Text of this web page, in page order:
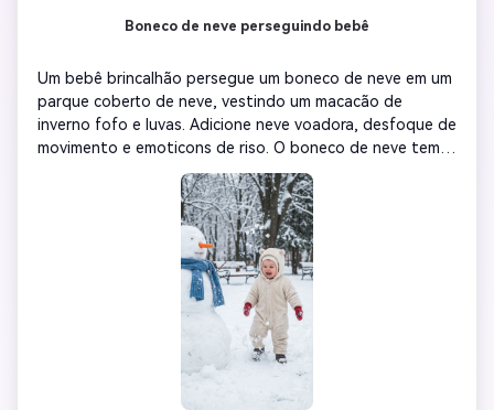
Boneco de neve perseguindo bebê
Um bebê brincalhão persegue um boneco de neve em um
parque coberto de neve, vestindo um macacão de
inverno fofo e luvas. Adicione neve voadora, desfoque de
movimento e emoticons de riso. O boneco de neve tem
um nariz de cenoura e um lenço, luz do dia suave, tons
de inverno HDR, alegria infantil cinematográfica e humor
de conto de fadas congelado.